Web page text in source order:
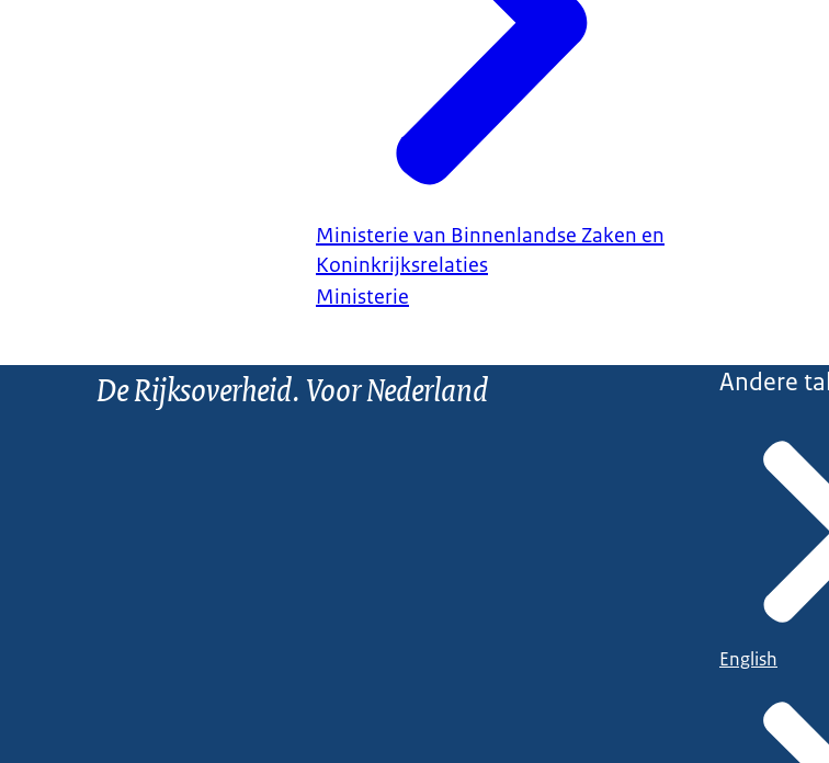
Ministerie van Binnenlandse Zaken en
Koninkrijksrelaties
Ministerie
De Rijksoverheid. Voor Nederland Andere
English